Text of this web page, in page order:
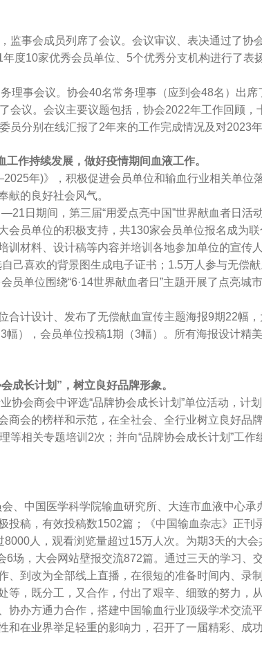
事会成员列席了会议。会议审议、表决通过了协
度10家优秀会员单位、5个优秀分支机构进行了表
事会议。协会40名常务理事（应到会48名）出席
会议。会议主要议题包括，协会2022年工作回顾
分别在线汇报了2年来的工作完成情况及对2023年
作持续发展，做好疫情期间血液工作。
年)》，积极促进会员单位和输血行业相关单位
献的良好社会风气。
日期间，第三届“用爱点亮中国”世界献血者日活
会员单位的积极支持，共130家会员单位报名成为
材料、设计稿等内容并培训各地参加单位的宣传
己喜欢的背景图生成电子证书；1.5万人参与无偿
员单位围绕“6·14世界献血者日”主题开展了点亮
计设计、发布了无偿献血宣传主题海报9期22幅
），会员单位投稿1期（3幅）。所有海报设计精
长计划”，树立良好品牌形象。
会商会中评选“品牌协会成长计划”单位活动，计
商会的榜样和示范，在全社会、全行业树立良好品
相关专题培训2次；并向“品牌协会成长计划”工
中国医学科学院输血研究所、大连市血液中心承
投稿，有效投稿数1502篇；《中国输血杂志》正
人，观看浏览量超过15万人次。为期3天的大
场，大会网站壁报交流872篇。通过三天的学习、
改为全部线上直播，在很短的准备时间内、录
，既分工，又合作，付出了艰辛、细致的努力，
协办方通力合作，搭建中国输血行业顶级学术交流
在业界举足轻重的影响力，召开了一届精彩、成